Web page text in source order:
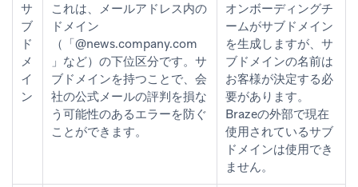
サ
ブ
ド
メ
イ
ン
これは、メールアドレス内の
ドメイン
（「@news.company.com
」など）の下位区分です。サ
ブドメインを持つことで、会
社の公式メールの評判を損な
う可能性のあるエラーを防ぐ
ことができます。
オンボーディングチ
ームがサブドメイン
を生成しますが、サ
ブドメインの名前は
お客様が決定する必
要があります。
Brazeの外部で現在
使用されているサブ
ドメインは使用でき
ません。